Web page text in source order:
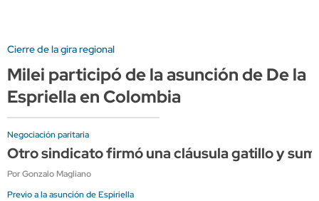
Cierre de la gira regional
Milei participó de la asunción de De la
Espriella en Colombia
Negociación paritaria
Otro sindicato firmó una cláusula gatillo y
Por Gonzalo Magliano
Previo a la asunción de Espiriella